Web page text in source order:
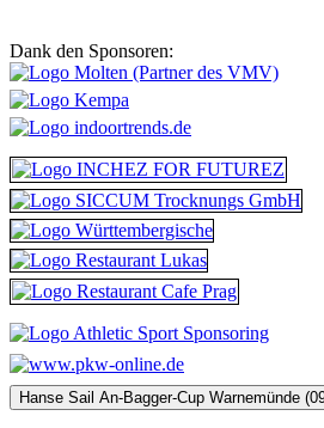
Dank den Sponsoren: